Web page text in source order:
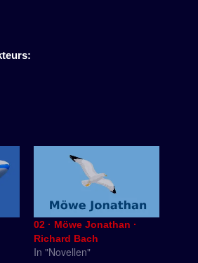
02 · Möwe Jonathan ·
Richard Bach
In "Novellen"